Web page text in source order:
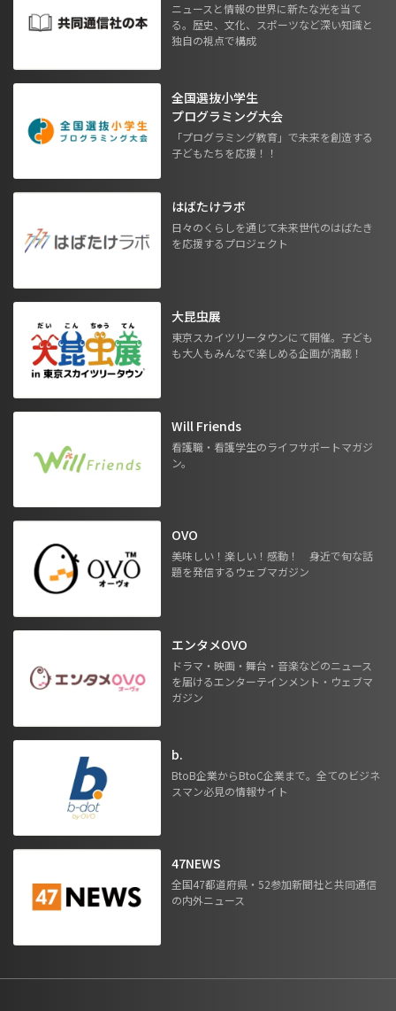
ニュースと情報の世界に新たな光を当て
る。歴史、文化、スポーツなど深い知識と
独自の視点で構成
全国選抜小学生
プログラミング大会
「プログラミング教育」で未来を創造する
子どもたちを応援！！
はばたけラボ
日々のくらしを通じて未来世代のはばたき
を応援するプロジェクト
大昆虫展
東京スカイツリータウンにて開催。子ども
も大人もみんなで楽しめる企画が満載！
Will Friends
看護職・看護学生のライフサポートマガジ
ン。
OVO
美味しい！楽しい！感動！ 身近で旬な話
題を発信するウェブマガジン
エンタメOVO
ドラマ・映画・舞台・音楽などのニュース
を届けるエンターテインメント・ウェブマ
ガジン
b.
BtoB企業からBtoC企業まで。全てのビジネ
スマン必見の情報サイト
47NEWS
全国47都道府県・52参加新聞社と共同通信
の内外ニュース